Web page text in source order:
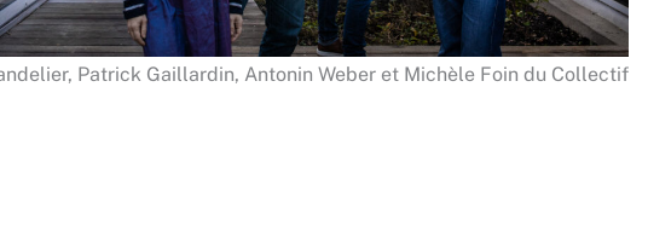
Patrick Gaillardin, Antonin Weber et Michèle Foin du Collectif